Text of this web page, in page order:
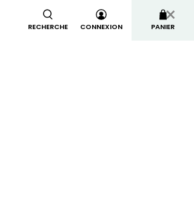
RECHERCHE CONNEXION PANIER
×